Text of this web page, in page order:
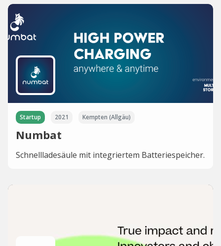
Startup 2021 Kempten (Allgäu)
Numbat
Schnellladesäule mit integriertem Batteriespeicher.